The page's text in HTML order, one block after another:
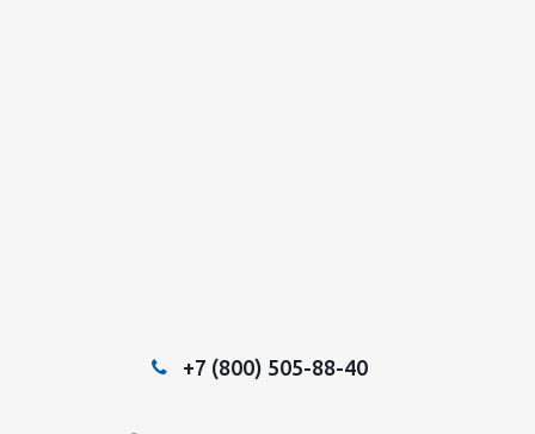
+7 (800) 505-88-40